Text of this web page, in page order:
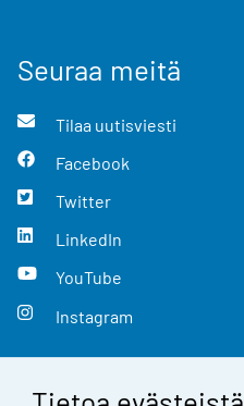
Seuraa meitä
Tilaa uutisviesti
Facebook
Twitter
LinkedIn
YouTube
Instagram